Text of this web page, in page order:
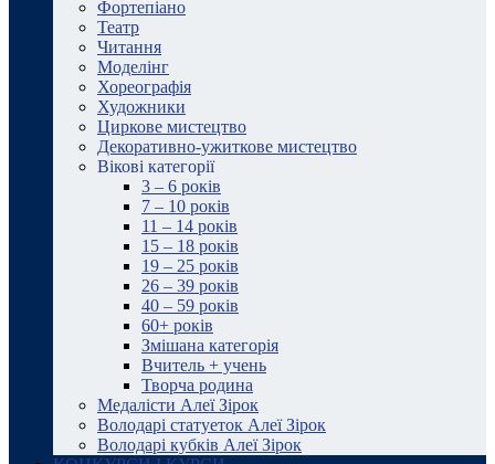
Фортепіано
Театр
Читання
Моделінг
Хореографія
Художники
Циркове мистецтво
Декоративно-ужиткове мистецтво
Вікові категорії
3 – 6 років
7 – 10 років
11 – 14 років
15 – 18 років
19 – 25 років
26 – 39 років
40 – 59 років
60+ років
Змішана категорія
Вчитель + учень
Творча родина
Медалісти Алеї Зірок
Володарі статуеток Алеї Зірок
Володарі кубків Алеї Зірок